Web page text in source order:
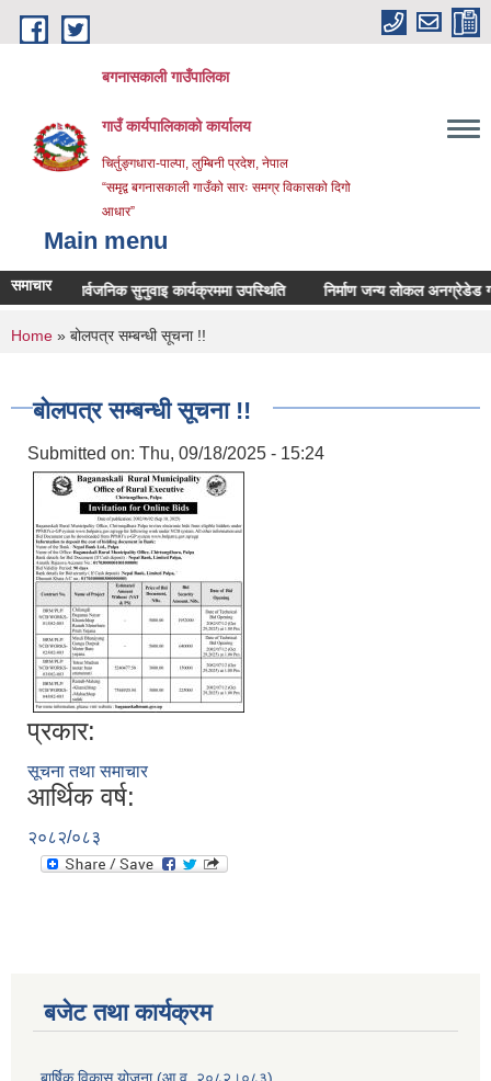
Skip to main content
बगनासकाली गाउँपालिका
गाउँ कार्यपालिकाको कार्यालय
चिर्तुङ्गधारा-पाल्पा, लुम्बिनी प्रदेश, नेपाल
“समृद्व बगनासकाली गाउँको सारः समग्र विकासको दिगो
आधार”
Main menu
समाचारसार्वजनिक सुनुवाइ कार्यक्रममा उपस्थिति निर्माण जन्य लोकल अनग्रेडेड
You are here
Home » बोलपत्र सम्बन्धी सूचना !!
बोलपत्र सम्बन्धी सूचना !!
Submitted on: Thu, 09/18/2025 - 15:24
प्रकार:
सूचना तथा समाचार
आर्थिक वर्ष:
२०८२/०८३
बजेट तथा कार्यक्रम